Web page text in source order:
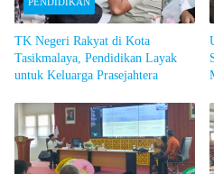
TK Negeri Rakyat di Kota
Tasikmalaya, Pendidikan Layak
untuk Keluarga Prasejahtera